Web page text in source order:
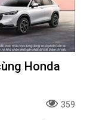
Honda
359